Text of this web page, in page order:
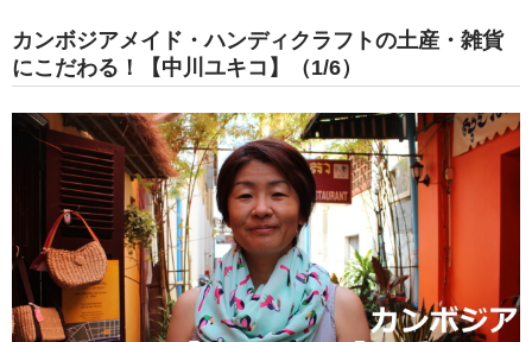
カンボジアメイド・ハンディクラフトの土産・雑貨
にこだわる！【中川ユキコ】（1/6）